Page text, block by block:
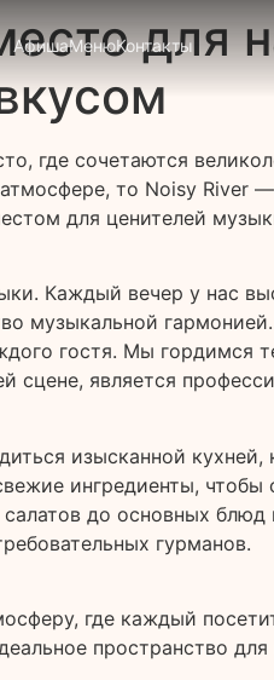
АфишаМенюКонтактыдля
где сочетаются
то Noisy
для ценителей
Каждый вечер у нас
музыкальной
гостя. Мы гордимся
является
изысканной кухней,
ингредиенты, чтобы
до основных
гурманов.
где каждый
пространство для